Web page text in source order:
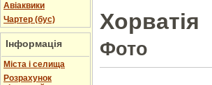
Авіаквики
Чартер (бус)
Інформація
Міста і селища
Розрахунок
Хорватія
Фото